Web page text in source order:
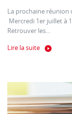
La prochaine réunion
Mercredi 1er juillet à
Retrouver les...
Lire la suite